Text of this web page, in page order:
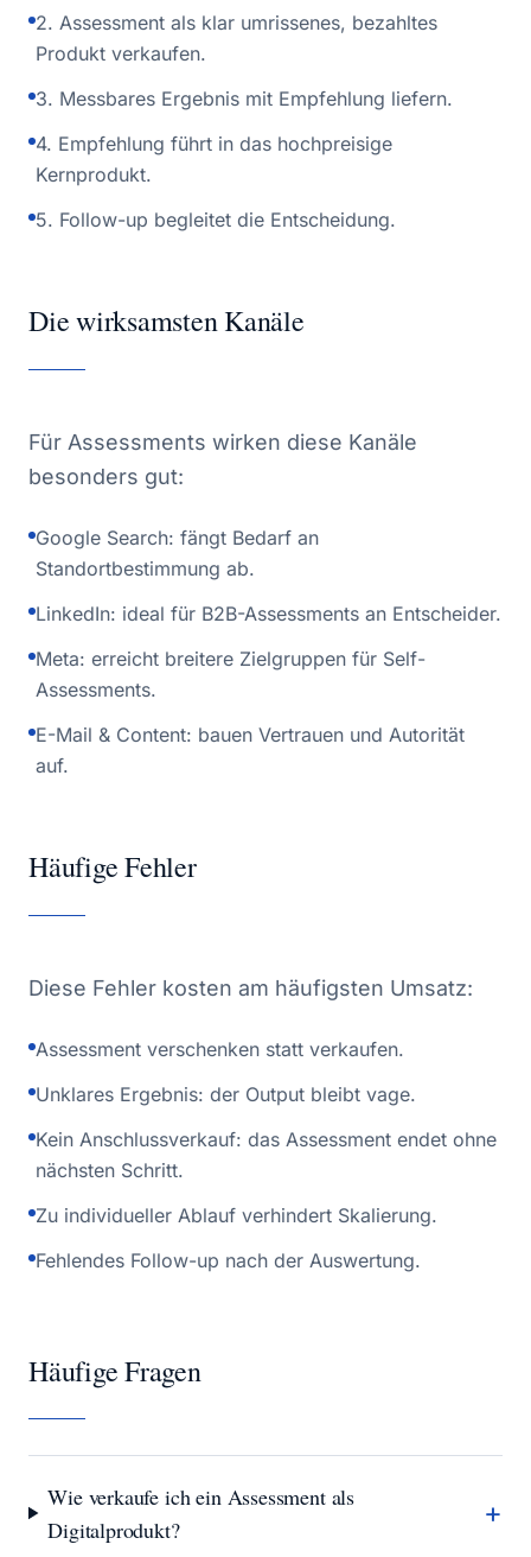
2. Assessment als klar umrissenes, bezahltes
Produkt verkaufen.
3. Messbares Ergebnis mit Empfehlung liefern.
4. Empfehlung führt in das hochpreisige
Kernprodukt.
5. Follow-up begleitet die Entscheidung.
Die wirksamsten Kanäle
Für Assessments wirken diese Kanäle
besonders gut:
Google Search: fängt Bedarf an
Standortbestimmung ab.
LinkedIn: ideal für B2B-Assessments an Entscheider.
Meta: erreicht breitere Zielgruppen für Self-
Assessments.
E-Mail & Content: bauen Vertrauen und Autorität
auf.
Häufige Fehler
Diese Fehler kosten am häufigsten Umsatz:
Assessment verschenken statt verkaufen.
Unklares Ergebnis: der Output bleibt vage.
Kein Anschlussverkauf: das Assessment endet ohne
nächsten Schritt.
Zu individueller Ablauf verhindert Skalierung.
Fehlendes Follow-up nach der Auswertung.
Häufige Fragen
Wie verkaufe ich ein Assessment als
Digitalprodukt?
+